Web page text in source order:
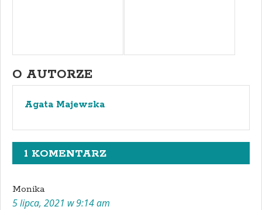
O AUTORZE
Agata Majewska
1 KOMENTARZ
Monika
5 lipca, 2021 w 9:14 am